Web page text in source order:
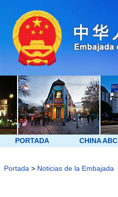
PORTADA CHINA ABC
Portada > Noticias de la Embajada